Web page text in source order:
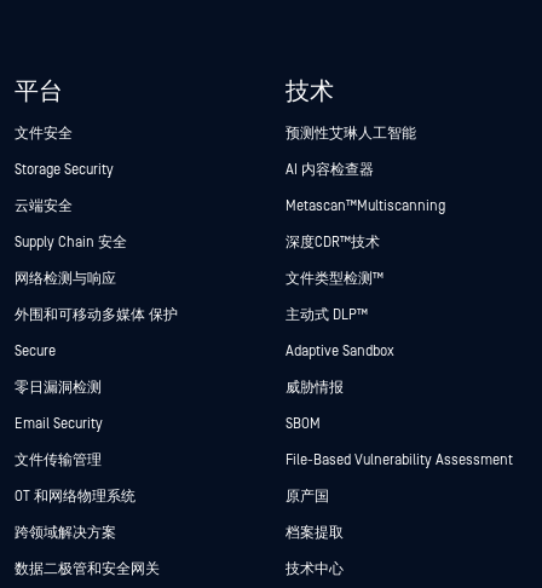
平台
文件安全
Storage Security
云端安全
Supply Chain 安全
网络检测与响应
外围和可移动多媒体 保护
Secure
零日漏洞检测
Email Security
文件传输管理
OT 和网络物理系统
跨领域解决方案
数据二极管和安全网关
技术
预测性艾琳人工智能
AI 内容检查器
Metascan™ Multiscanning
深度CDR™技术
文件类型检测™
主动式 DLP™
Adaptive Sandbox
威胁情报
SBOM
File-Based Vulnerability Assessment
原产国
档案提取
技术中心